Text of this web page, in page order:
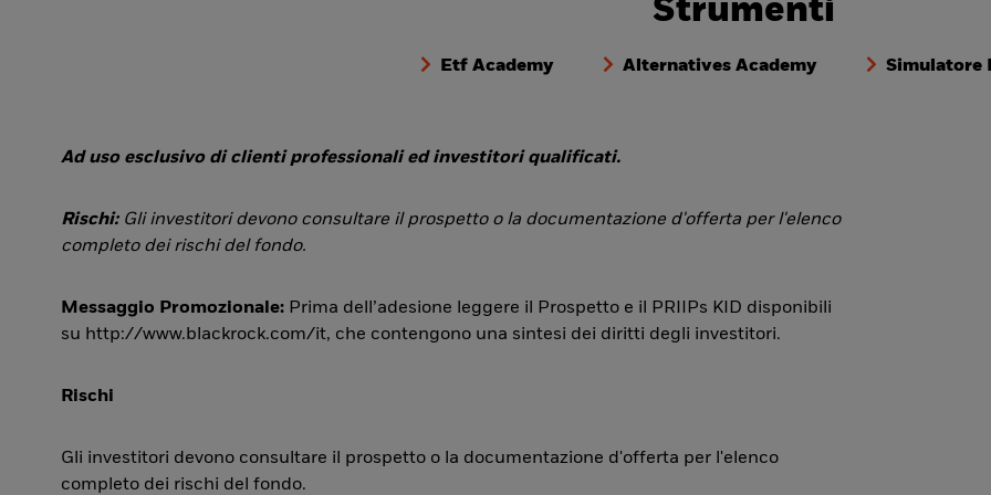
Strumenti
Etf Academy Alternatives Academy Simulatore
Ad uso esclusivo di clienti professionali ed investitori qualificati.
Rischi: Gli investitori devono consultare il prospetto o la documentazione d'offerta per l'elenco
completo dei rischi del fondo.
Messaggio Promozionale: Prima dell’adesione leggere il Prospetto e il PRIIPs KID disponibili
su http://www.blackrock.com/it, che contengono una sintesi dei diritti degli investitori.
Rischi
Gli investitori devono consultare il prospetto o la documentazione d'offerta per l'elenco
completo dei rischi del fondo.